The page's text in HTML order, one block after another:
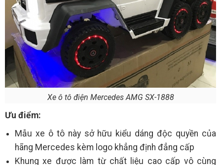
Xe ô tô điện Mercedes AMG SX-1888
Ưu điểm:
Mẫu xe ô tô này sở hữu kiểu dáng độc quyền của
hãng Mercedes kèm logo khẳng định đẳng cấp
Khung xe được làm từ chất liệu cao cấp vô cùng